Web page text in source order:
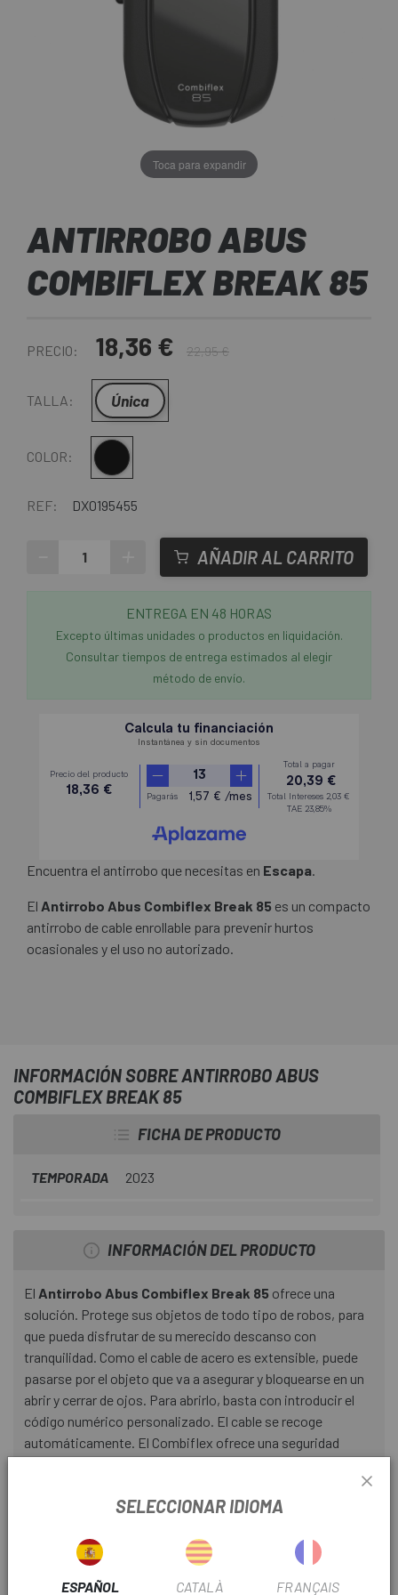
Toca para expandir
ANTIRROBO ABUS
COMBIFLEX BREAK 85
PRECIO: 18,36 € 22,95 €
TALLA: Única
COLOR: Negro
REF: DX0195455
AÑADIR AL CARRITO
ENTREGA EN 48 HORAS
Excepto últimas unidades o productos en liquidación.
Consultar tiempos de entrega estimados al elegir
método de envío.
Encuentra el antirrobo que necesitas en Escapa.
El Antirrobo Abus Combiflex Break 85 es un compacto
antirrobo de cable enrollable para prevenir hurtos
ocasionales y el uso no autorizado.
INFORMACIÓN SOBRE ANTIRROBO ABUS
COMBIFLEX BREAK 85
FICHA DE PRODUCTO
TEMPORADA 2023
INFORMACIÓN DEL PRODUCTO
El Antirrobo Abus Combiflex Break 85 ofrece una
solución. Protege sus objetos de todo tipo de robos, para
que pueda disfrutar de su merecido descanso con
tranquilidad. Como el cable de acero es extensible, puede
pasarse por el objeto que va a asegurar y bloquearse en un
abrir y cerrar de ojos. Para abrirlo, basta con introducir el
código numérico personalizado. El cable se recoge
automáticamente. El Combiflex ofrece una seguridad
Tecnología:
Cable autorretráctil
SELECCIONAR IDIOMA
ESPAÑOL CATALÀ FRANÇAIS